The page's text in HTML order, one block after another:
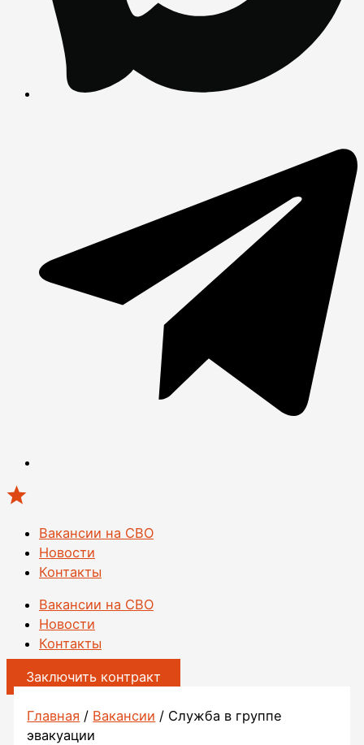
Вакансии на СВО
Новости
Контакты
Вакансии на СВО
Новости
Контакты
Заключить контракт
Главная / Вакансии / Служба в группе
эвакуации